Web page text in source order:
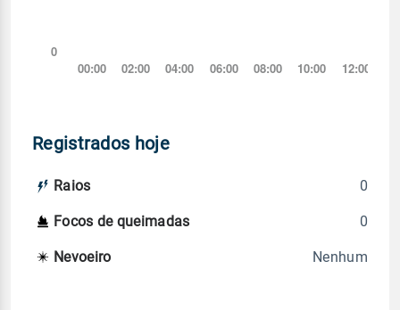
Registrados hoje
Raios 0
Focos de queimadas 0
Nevoeiro Nenhum